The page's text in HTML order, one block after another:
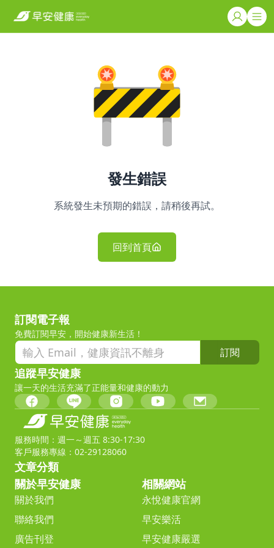
發生錯誤
系統發生未預期的錯誤，請稍後再試。
回到首頁
訂閱電子報
免費訂閱早安，開始健康新生活！
訂閱
追蹤早安健康
讓一天的生活充滿了正能量和健康的動力
服務時間：週一～週五 8:30-17:30
客戶服務專線：02-29128060
文章分類
關於早安健康
關於我們
聯絡我們
廣告刊登
相關網站
永悅健康官網
早安樂活
早安健康嚴選